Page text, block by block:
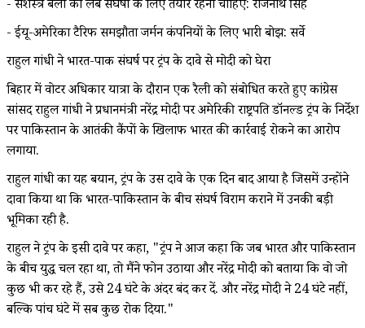
- सशस्त्र बलों को लंबे संघर्षों के लिए तैयार रहना चाहिए: राजनाथ सिंह
- ईयू-अमेरिका टैरिफ समझौता जर्मन कंपनियों के लिए भारी बोझ: सर्वे
राहुल गांधी ने भारत-पाक संघर्ष पर ट्रंप के दावे से मोदी को घेरा
बिहार में वोटर अधिकार यात्रा के दौरान एक रैली को संबोधित करते हुए कांग्रेस
सांसद राहुल गांधी ने प्रधानमंत्री नरेंद्र मोदी पर अमेरिकी राष्ट्रपति डॉनल्ड ट्रंप के निर्देश
पर पाकिस्तान के आतंकी कैंपों के खिलाफ भारत की कार्रवाई रोकने का आरोप
लगाया.
राहुल गांधी का यह बयान, ट्रंप के उस दावे के एक दिन बाद आया है जिसमें उन्होंने
दावा किया था कि भारत-पाकिस्तान के बीच संघर्ष विराम कराने में उनकी बड़ी
भूमिका रही है.
राहुल ने ट्रंप के इसी दावे पर कहा, "ट्रंप ने आज कहा कि जब भारत और पाकिस्तान
के बीच युद्ध चल रहा था, तो मैंने फोन उठाया और नरेंद्र मोदी को बताया कि वो जो
कुछ भी कर रहे हैं, उसे 24 घंटे के अंदर बंद कर दें. और नरेंद्र मोदी ने 24 घंटे नहीं,
बल्कि पांच घंटे में सब कुछ रोक दिया."